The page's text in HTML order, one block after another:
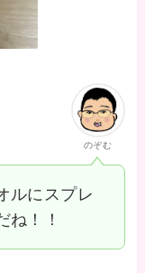
のぞむ
ルにスプレ
ね！！